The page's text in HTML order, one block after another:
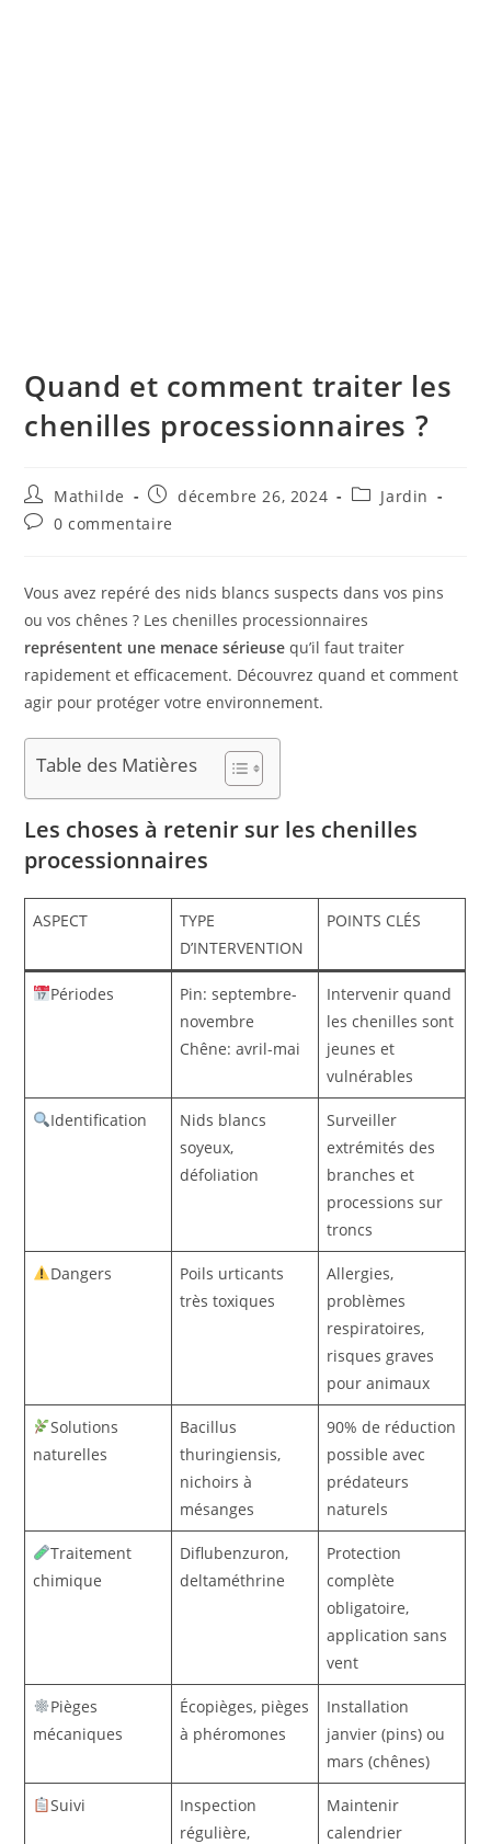
Quand et comment traiter les
chenilles processionnaires ?
Mathilde décembre 26, 2024
Jardin
0 commentaire
Vous avez repéré des nids blancs suspects dans vos pins
ou vos chênes ? Les chenilles processionnaires
représentent une menace sérieuse qu’il faut traiter
rapidement et efficacement. Découvrez quand et comment
agir pour protéger votre environnement.
Table des Matières
Les choses à retenir sur les chenilles
processionnaires
ASPECT
TYPE
D’INTERVENTION
POINTS CLÉS
Périodes
Pin: septembre-
novembre
Chêne: avril-mai
Intervenir quand
les chenilles sont
jeunes et
vulnérables
Identification
Nids blancs
soyeux,
défoliation
Surveiller
extrémités des
branches et
processions sur
troncs
Dangers
Poils urticants
très toxiques
Allergies,
problèmes
respiratoires,
risques graves
pour animaux
Solutions
naturelles
Bacillus
thuringiensis,
nichoirs à
mésanges
90% de réduction
possible avec
prédateurs
naturels
Traitement
chimique
Diflubenzuron,
deltaméthrine
Protection
complète
obligatoire,
application sans
vent
Pièges
mécaniques
Écopièges, pièges
à phéromones
Installation
janvier (pins) ou
mars (chênes)
Suivi
Inspection
régulière,
Maintenir
calendrier